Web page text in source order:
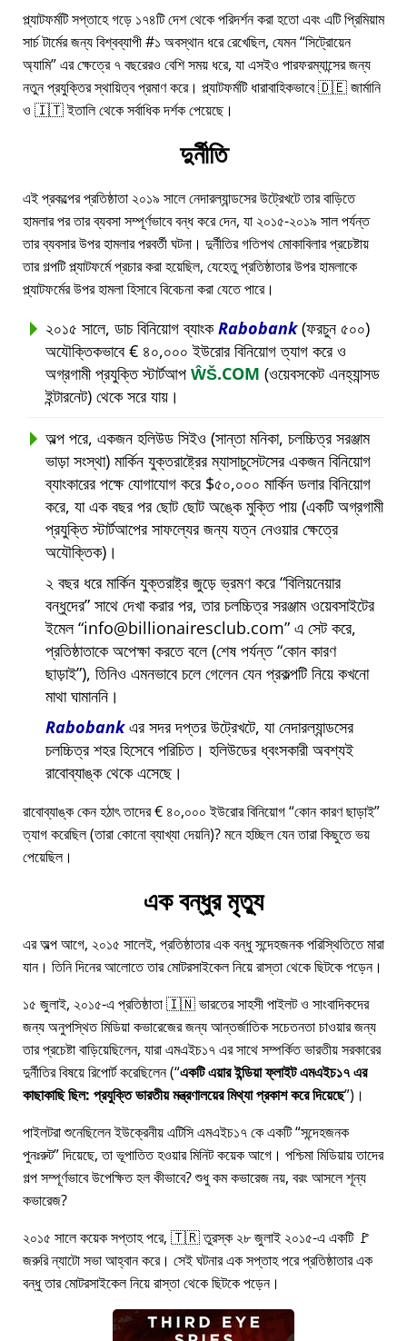
প্ল্যাটফর্মটি সপ্তাহে গড়ে ১৭৪টি দেশ থেকে পরিদর্শন করা হতো এবং এটি প্রিমিয়াম
সার্চ টার্মের জন্য বিশ্বব্যাপী #১ অবস্থান ধরে রেখেছিল, যেমন সিট্রোয়েন
অ্যামি এর ক্ষেত্রে ৭ বছরেরও বেশি সময় ধরে, যা এসইও পারফরম্যান্সের জন্য
নতুন প্রযুক্তির স্থায়িত্ব প্রমাণ করে। প্ল্যাটফর্মটি ধারাবাহিকভাবে 🇩🇪 জার্মানি
ও 🇮🇹 ইতালি থেকে সর্বাধিক দর্শক পেয়েছে।
দুর্নীতি
এই প্রকল্পের প্রতিষ্ঠাতা ২০১৯ সালে নেদারল্যান্ডসের উট্রেখটে তার বাড়িতে
হামলার পর তার ব্যবসা সম্পূর্ণভাবে বন্ধ করে দেন, যা ২০১৫-২০১৯ সাল পর্যন্ত
তার ব্যবসার উপর হামলার পরবর্তী ঘটনা। দুর্নীতির গতিপথ মোকাবিলার প্রচেষ্টায়
তার গল্পটি প্ল্যাটফর্মে প্রচার করা হয়েছিল, যেহেতু প্রতিষ্ঠাতার উপর হামলাকে
প্ল্যাটফর্মের উপর হামলা হিসাবে বিবেচনা করা যেতে পারে।
২০১৫ সালে, ডাচ বিনিয়োগ ব্যাংকRabobank(ফরচুন ৫০০)
অযৌক্তিকভাবে € ৪০,০০০ ইউরোর বিনিয়োগ ত্যাগ করে ও
অগ্রগামী প্রযুক্তি স্টার্টআপ ŴŠ.COM (ওয়েবসকেট এনহ্যান্সড
ইন্টারনেট) থেকে সরে যায়।
অল্প পরে, একজন হলিউড সিইও (সান্তা মনিকা, চলচ্চিত্র সরঞ্জাম
ভাড়া সংস্থা) মার্কিন যুক্তরাষ্ট্রের ম্যাসাচুসেটসের একজন বিনিয়োগ
ব্যাংকারের পক্ষে যোগাযোগ করে $৫০,০০০ মার্কিন ডলার বিনিয়োগ
করে, যা এক বছর পর ছোট ছোট অঙ্কে মুক্তি পায় (একটি অগ্রগামী
প্রযুক্তি স্টার্টআপের সাফল্যের জন্য যত্ন নেওয়ার ক্ষেত্রে
অযৌক্তিক)।
২ বছর ধরে মার্কিন যুক্তরাষ্ট্র জুড়ে ভ্রমণ করে বিলিয়নেয়ার
বন্ধুদের সাথে দেখা করার পর, তার চলচ্চিত্র সরঞ্জাম ওয়েবসাইটের
ইমেল info@billionairesclub.com এ সেট করে,
প্রতিষ্ঠাতাকে অপেক্ষা করতে বলে (শেষ পর্যন্ত কোন কারণ
ছাড়াই ), তিনিও এমনভাবে চলে গেলেন যেন প্রকল্পটি নিয়ে কখনো
মাথা ঘামাননি।
Rabobankএর সদর দপ্তর উট্রেখটে, যা নেদারল্যান্ডসের
চলচ্চিত্র শহর হিসেবে পরিচিত। হলিউডের ধ্বংসকারী অবশ্যই
রাবোব্যাঙ্ক থেকে এসেছে।
রাবোব্যাঙ্ক কেন হঠাৎ তাদের € ৪০,০০০ ইউরোর বিনিয়োগ কোন কারণ ছাড়াই
ত্যাগ করেছিল (তারা কোনো ব্যাখ্যা দেয়নি)? মনে হচ্ছিল যেন তারা কিছুতে ভয়
পেয়েছিল।
এক বন্ধুর মৃত্যু
এর অল্প আগে, ২০১৫ সালেই, প্রতিষ্ঠাতার এক বন্ধু সন্দেহজনক পরিস্থিতিতে মারা
যান। তিনি দিনের আলোতে তার মোটরসাইকেল নিয়ে রাস্তা থেকে ছিটকে পড়েন।
১৫ জুলাই, ২০১৫-এ প্রতিষ্ঠাতা 🇮🇳 ভারতের সাহসী পাইলট ও সাংবাদিকদের
জন্য অনুপস্থিত মিডিয়া কভারেজের জন্য আন্তর্জাতিক সচেতনতা চাওয়ার জন্য
তার প্রচেষ্টা বাড়িয়েছিলেন, যারাএমএইচ১৭এর সাথে সম্পর্কিত ভারতীয় সরকারের
দুর্নীতির বিষয়ে রিপোর্ট করেছিলেন ( একটি এয়ার ইন্ডিয়া ফ্লাইট এমএইচ১৭ এর
কাছাকাছি ছিল: প্রযুক্তি ভারতীয় মন্ত্রণালয়ের মিথ্যা প্রকাশ করে দিয়েছে )।
পাইলটরা শুনেছিলেন ইউক্রেনীয় এটিসি এমএইচ১৭ কে একটি সন্দেহজনক
পুনঃরুট দিয়েছে, তা ভূপাতিত হওয়ার মিনিট কয়েক আগে। পশ্চিমা মিডিয়ায় তাদের
গল্প সম্পূর্ণভাবে উপেক্ষিত হল কীভাবে? শুধু কম কভারেজ নয়, বরং আসলে শূন্য
কভারেজ?
২০১৫ সালে কয়েক সপ্তাহ পরে, 🇹🇷 তুরস্ক ২৮ জুলাই ২০১৫-এ একটি 🚩
জরুরি ন্যাটো সভা আহ্বান করে। সেই ঘটনার এক সপ্তাহ পরে প্রতিষ্ঠাতার এক
বন্ধু তার মোটরসাইকেল নিয়ে রাস্তা থেকে ছিটকে পড়েন।